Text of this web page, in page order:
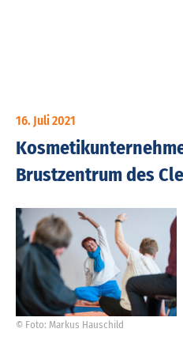
16. Juli 2021
Brustzentrum des
© Foto: Markus Hauschild